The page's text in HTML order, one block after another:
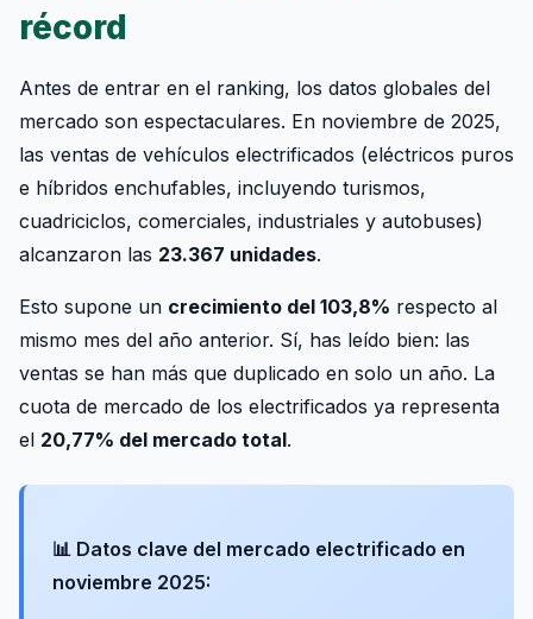
récord
Antes de entrar en el ranking, los datos globales del
mercado son espectaculares. En noviembre de 2025,
las ventas de vehículos electrificados (eléctricos puros
e híbridos enchufables, incluyendo turismos,
cuadriciclos, comerciales, industriales y autobuses)
alcanzaron las 23.367 unidades.
Esto supone un crecimiento del 103,8% respecto al
mismo mes del año anterior. Sí, has leído bien: las
ventas se han más que duplicado en solo un año. La
cuota de mercado de los electrificados ya representa
el 20,77% del mercado total.
📊 Datos clave del mercado electrificado en
noviembre 2025: